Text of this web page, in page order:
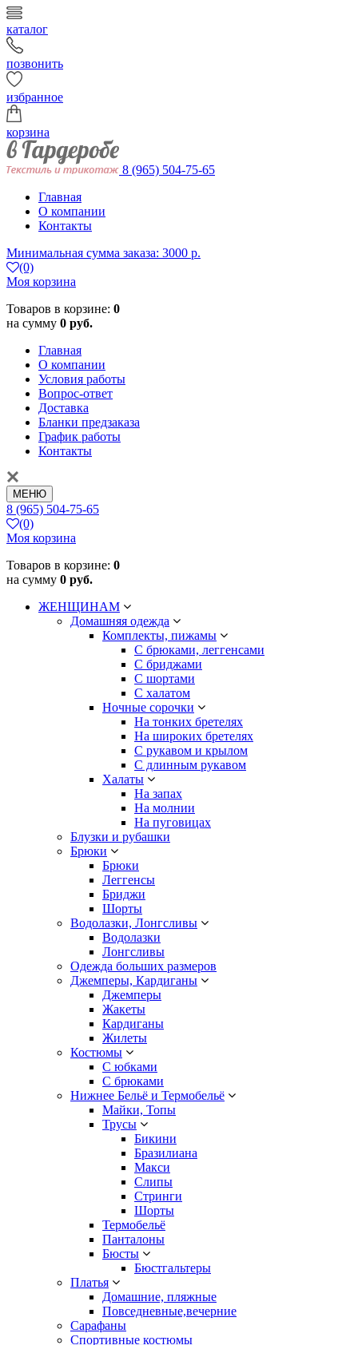
каталог
позвонить
избранное
корзина
8 (965) 504-75-65
Главная
О компании
Контакты
Минимальная сумма заказа: 3000 р.
(0)
Моя корзина
Товаров в корзине: 0
на сумму 0 руб.
Главная
О компании
Условия работы
Вопрос-ответ
Доставка
Бланки предзаказа
График работы
Контакты
МЕНЮ
8 (965) 504-75-65
(0)
Моя корзина
Товаров в корзине: 0
на сумму 0 руб.
ЖЕНЩИНАМ
Домашняя одежда
Комплекты, пижамы
С брюками, леггенсами
С бриджами
С шортами
С халатом
Ночные сорочки
На тонких бретелях
На широких бретелях
С рукавом и крылом
С длинным рукавом
Халаты
На запах
На молнии
На пуговицах
Блузки и рубашки
Брюки
Брюки
Леггенсы
Бриджи
Шорты
Водолазки, Лонгсливы
Водолазки
Лонгсливы
Одежда больших размеров
Джемперы, Кардиганы
Джемперы
Жакеты
Кардиганы
Жилеты
Костюмы
С юбками
С брюками
Нижнее Бельё и Термобельё
Майки, Топы
Трусы
Бикини
Бразилиана
Макси
Слипы
Стринги
Шорты
Термобельё
Панталоны
Бюсты
Бюстгальтеры
Платья
Домашние, пляжные
Повседневные,вечерние
Сарафаны
Спортивные костюмы